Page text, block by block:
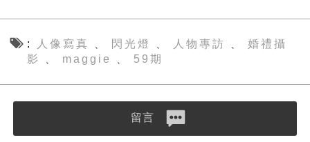
人像寫真 閃光燈 人物專訪
婚禮攝
影
maggie 59期
留言